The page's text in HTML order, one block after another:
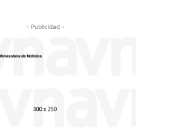
- Publicidad -